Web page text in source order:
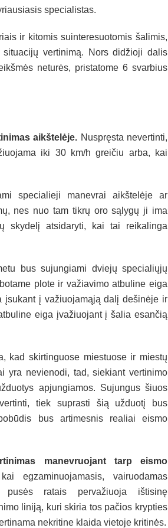
specialistas.
ir kitomis suinteresuotomis šalimis,
vertinimą. Nors didžioji dalis
neturės, pristatome 6 svarbius
aikštelėje. Nuspręsta nevertinti,
iki 30 km/h greičiu arba, kai
specialieji manevrai aikštelėje ar
nes nuo tam tikrų oro sąlygų ji ima
skydelį atsidaryti, kai tai reikalinga
bus sujungiami dviejų specialiųjų
plote ir važiavimo atbuline eiga
įsukant į važiuojamąją dalį dešinėje ir
eiga įvažiuojant į šalia esančią
kad skirtinguose miestuose ir miestų
yra nevienodi, tad, siekiant vertinimo
apjungiamos. Sujungus šiuos
tiek suprasti šią užduotį bus
bus artimesnis realiai eismo
manevruojant tarp eismo
egzaminuojamasis, vairuodamas
pusės ratais pervažiuoja ištisinę
liniją, kuri skiria tos pačios krypties
nekritine klaida vietoje kritinės.